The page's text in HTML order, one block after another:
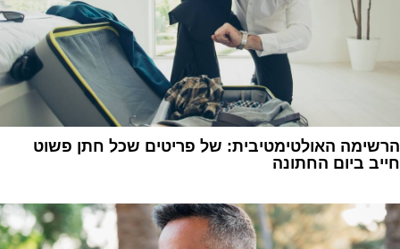
הרשימה האולטימטיבית: של פריטים שכל חתן פשוט
חייב ביום החתונה